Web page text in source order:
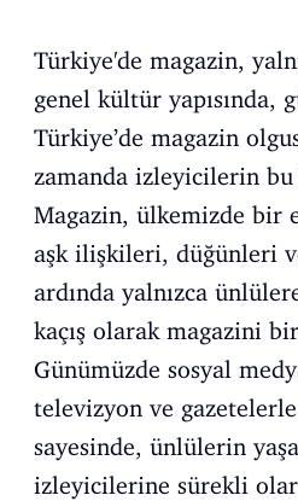
Türkiye'de magazin,
genel kültür yapısında,
Türkiye’de magazin
zamanda izleyicilerin bu
Magazin, ülkemizde bir
aşk ilişkileri, düğünleri
ardında yalnızca
kaçış olarak magazini
Günümüzde sosyal
televizyon ve
sayesinde, ünlülerin
izleyicilerine sürekli